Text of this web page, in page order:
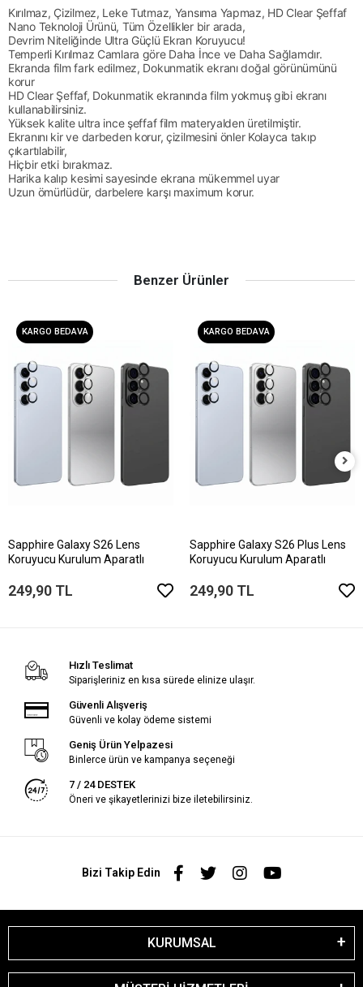
Kırılmaz, Çizilmez, Leke Tutmaz, Yansıma Yapmaz, HD Clear Şeffaf
Nano Teknoloji Ürünü, Tüm Özellikler bir arada,
Devrim Niteliğinde Ultra Güçlü Ekran Koruyucu!
Temperli Kırılmaz Camlara göre Daha İnce ve Daha Sağlamdır.
Ekranda film fark edilmez, Dokunmatik ekranı doğal görünümünü
korur
HD Clear Şeffaf, Dokunmatik ekranında film yokmuş gibi ekranı
kullanabilirsiniz.
Yüksek kalite ultra ince şeffaf film materyalden üretilmiştir.
Ekranını kir ve darbeden korur, çizilmesini önler Kolayca takıp
çıkartılabilir,
Hiçbir etki bırakmaz.
Harika kalıp kesimi sayesinde ekrana mükemmel uyar
Uzun ömürlüdür, darbelere karşı maximum korur.
Benzer Ürünler
KARGO BEDAVA
Sapphire Galaxy S26 Lens
Koruyucu Kurulum Aparatlı
249,90 TL
KARGO BEDAVA
Sapphire Galaxy S26 Plus Lens
Koruyucu Kurulum Aparatlı
249,90 TL
Hızlı Teslimat
Siparişleriniz en kısa sürede elinize ulaşır.
Güvenli Alışveriş
Güvenli ve kolay ödeme sistemi
Geniş Ürün Yelpazesi
Binlerce ürün ve kampanya seçeneği
7 / 24 DESTEK
Öneri ve şikayetlerinizi bize iletebilirsiniz.
Bizi Takip Edin
KURUMSAL